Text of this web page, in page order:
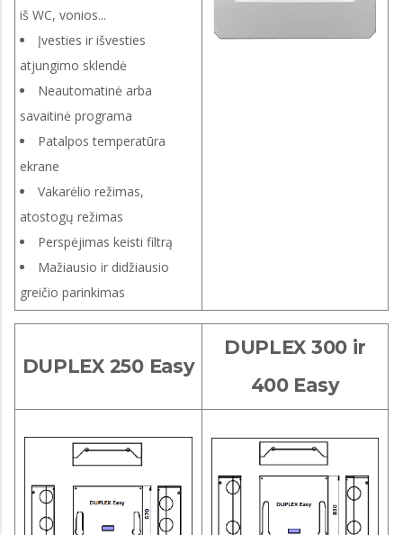
iš WC, vonios...
Įvesties ir išvesties
atjungimo sklendė
Neautomatinė arba
savaitinė programa
Patalpos temperatūra
ekrane
Vakarėlio režimas,
atostogų režimas
Perspėjimas keisti filtrą
Mažiausio ir didžiausio
greičio parinkimas
DUPLEX 250 Easy
DUPLEX 300 ir
400 Easy